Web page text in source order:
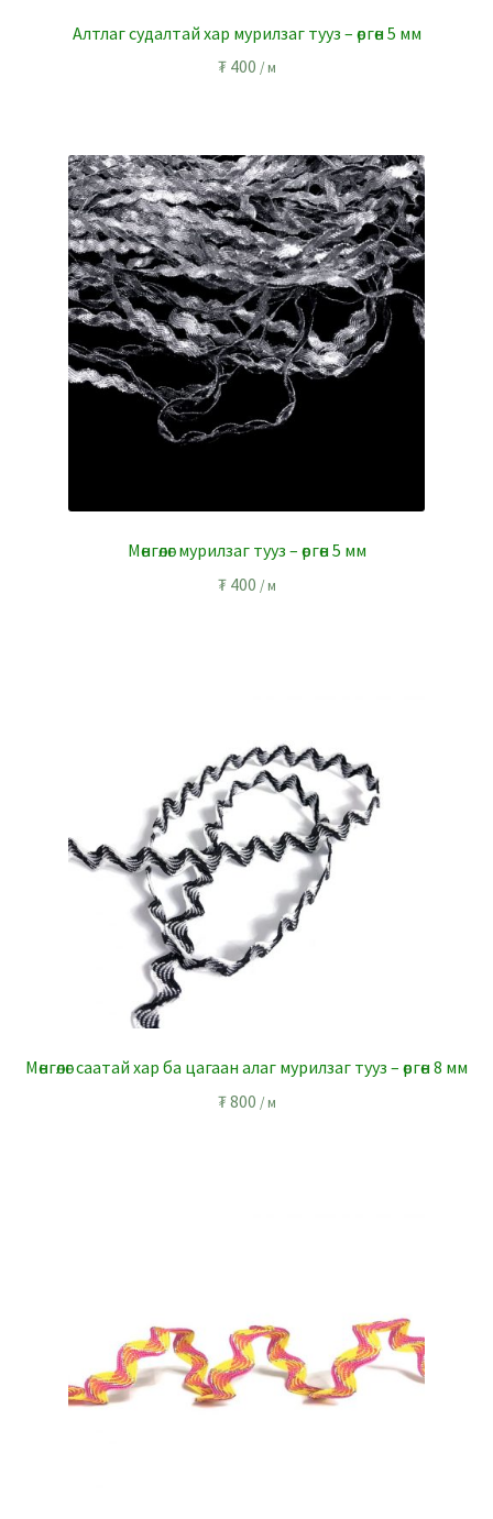
Алтлаг судалтай хар мурилзаг тууз – өргөн 5 мм
₮400 / м
Мөнгөлөг мурилзаг тууз – өргөн 5 мм
₮400 / м
Мөнгөлөг саатай хар ба цагаан алаг мурилзаг тууз – өргөн 8 мм
₮800 / м